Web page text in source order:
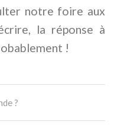
notre foire aux
la réponse à
!
?